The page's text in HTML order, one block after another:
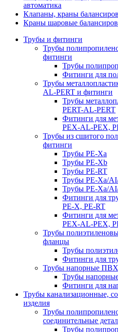
автоматика
Клапаны, краны
Краны шаровые
Трубы и фитинги
Трубы
фитинги
Трубы
Фитинги для
Трубы
AL-PERT и фитинги
Трубы
PERT-AL-PERT
Фитинги для
PEX-AL-PEX,
Трубы из сшитого
фитинги
Трубы PE-Xa
Трубы PE-Xb
Трубы PE-RT
Трубы PE-Xa/
Трубы PE-Xa/
Фитинги для
PE-X, PE-RT
Фитинги для
PEX-AL-PEX,
Трубы
фланцы
Трубы
Фитинги для
Трубы напорные
Трубы
Фитинги для
Трубы канализационные,
изделия
Трубы
соединительные
Трубы